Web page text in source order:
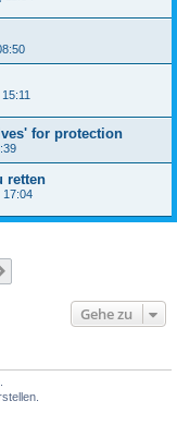
for protection
retten
17:04
Gehe zu